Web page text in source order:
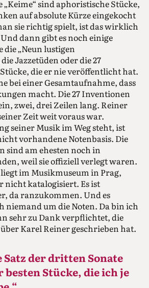
sind aphoristische Stücke,
auf absolute Kürze eingekocht
sie richtig spielt, ist das wirklich
dann gibt es noch einige
„Neun lustigen
Jazzetüden oder die 27
die er nie veröffentlicht hat.
bei einer Gesamtaufnahme, dass
macht. Die 27 Inventionen
zwei, drei Zeilen lang. Reiner
Zeit weit voraus war.
seiner Musik im Weg steht, ist
vorhandene Notenbasis. Die
sind am ehesten noch in
weil sie offiziell verlegt waren.
im Musikmuseum in Prag,
nicht katalogisiert. Es ist
da ranzukommen. Und es
niemand um die Noten. Da bin ich
sehr zu Dank verpflichtet, die
Karel Reiner geschrieben hat.
Satz der dritten Sonate
besten Stücke, die ich je